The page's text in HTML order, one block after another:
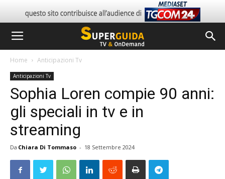
Home Anticipazioni Tv
Anticipazioni Tv
Sophia Loren compie 90 anni:
gli speciali in tv e in
streaming
Da Chiara Di Tommaso - 18 Settembre 2024